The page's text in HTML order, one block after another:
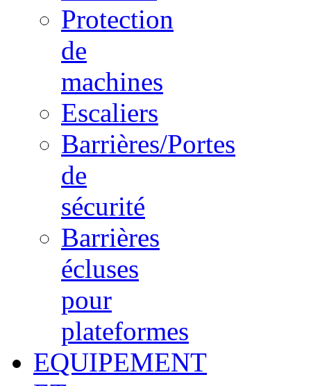
Protection
de
machines
Escaliers
Barrières/Portes
de
sécurité
Barrières
écluses
pour
plateformes
EQUIPEMENT